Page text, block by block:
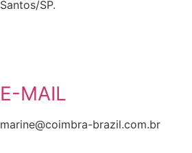
Santos/SP.
E-MAIL
marine@coimbra-brazil.com.br